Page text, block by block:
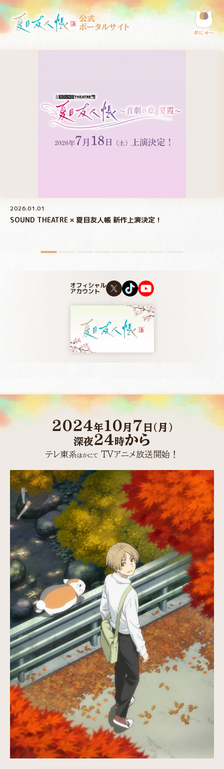
公式
ポータルサイト
めにゅ〜
2026.01.01
SOUND THEATRE × 夏目友人帳 新作上演決定！
オフィシャル
アカウント
2024年 10 月 7 日(月)
深夜24時から
テレ東系ほかにて TVアニメ放送開始！